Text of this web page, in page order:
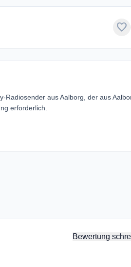
favorite
aus Aalborg, der aus
erforderlich.
Bewertung